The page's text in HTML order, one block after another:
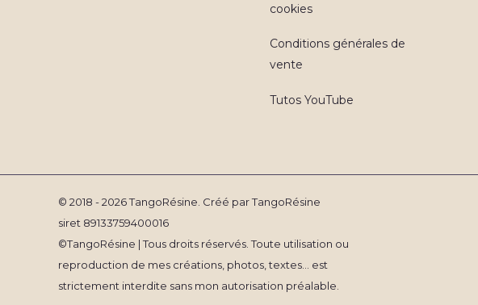
cookies
Conditions générales de
vente
Tutos YouTube
© 2018 - 2026 TangoRésine. Créé par TangoRésine
siret 89133759400016
©TangoRésine | Tous droits réservés. Toute utilisation ou
reproduction de mes créations, photos, textes... est
strictement interdite sans mon autorisation préalable.